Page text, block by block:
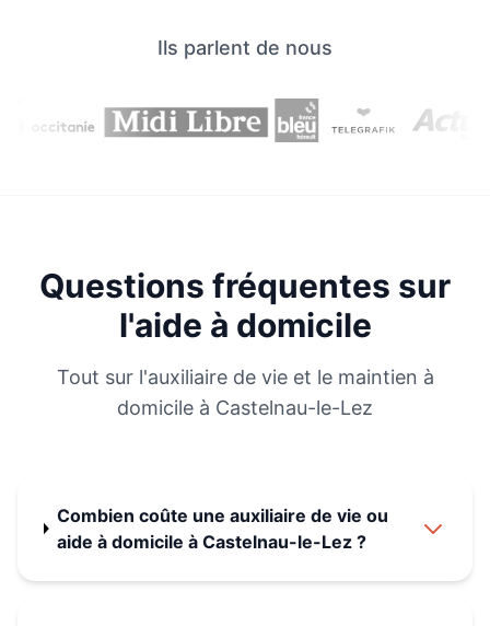
Ils parlent de nous
Questions fréquentes sur
l'aide à domicile
Tout sur l'auxiliaire de vie et le maintien à
domicile à Castelnau-le-Lez
Combien coûte une auxiliaire de vie ou
aide à domicile à Castelnau-le-Lez ?